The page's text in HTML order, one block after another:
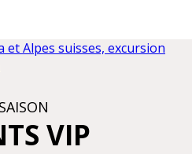
VIP